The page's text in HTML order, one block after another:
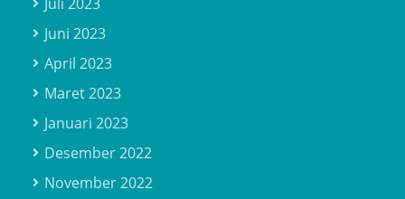
Juli 2023
Juni 2023
April 2023
Maret 2023
Januari 2023
Desember 2022
November 2022